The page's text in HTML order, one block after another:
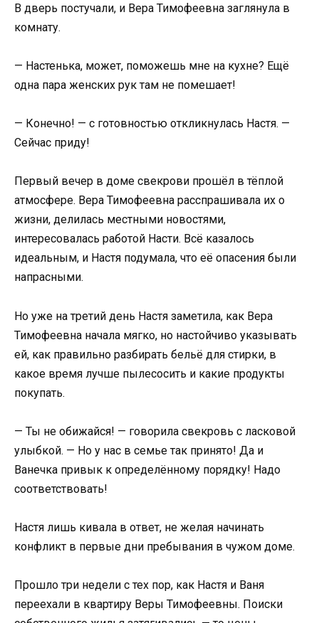
В дверь постучали, и Вера Тимофеевна заглянула в
комнату.
— Настенька, может, поможешь мне на кухне? Ещё
одна пара женских рук там не помешает!
— Конечно! — с готовностью откликнулась Настя. —
Сейчас приду!
Первый вечер в доме свекрови прошёл в тёплой
атмосфере. Вера Тимофеевна расспрашивала их о
жизни, делилась местными новостями,
интересовалась работой Насти. Всё казалось
идеальным, и Настя подумала, что её опасения были
напрасными.
Но уже на третий день Настя заметила, как Вера
Тимофеевна начала мягко, но настойчиво указывать
ей, как правильно разбирать бельё для стирки, в
какое время лучше пылесосить и какие продукты
покупать.
— Ты не обижайся! — говорила свекровь с ласковой
улыбкой. — Но у нас в семье так принято! Да и
Ванечка привык к определённому порядку! Надо
соответствовать!
Настя лишь кивала в ответ, не желая начинать
конфликт в первые дни пребывания в чужом доме.
Прошло три недели с тех пор, как Настя и Ваня
переехали в квартиру Веры Тимофеевны. Поиски